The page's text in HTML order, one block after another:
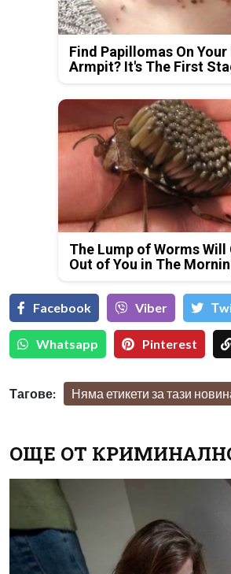
Find Papillomas On Your
Armpit? It's The First
The Lump of Worms Will
Out of You in The
Facebook Viber
Whatsapp Pinterest
Тагове: Няма етикети за тази
ОЩЕ ОТ